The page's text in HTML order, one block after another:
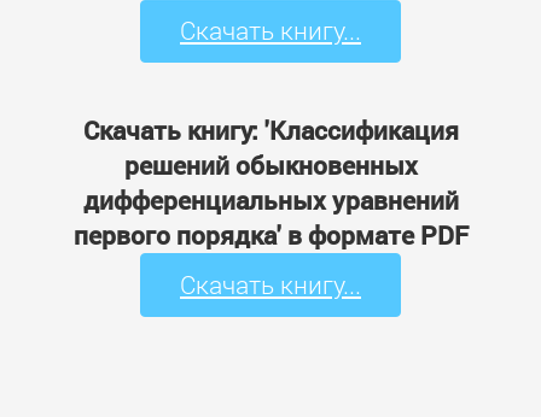
Скачать книгу...
Скачать книгу: 'Классификация
решений обыкновенных
дифференциальных уравнений
первого порядка' в формате PDF
Скачать книгу...